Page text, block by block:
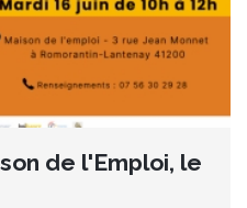
de l'Emploi, le